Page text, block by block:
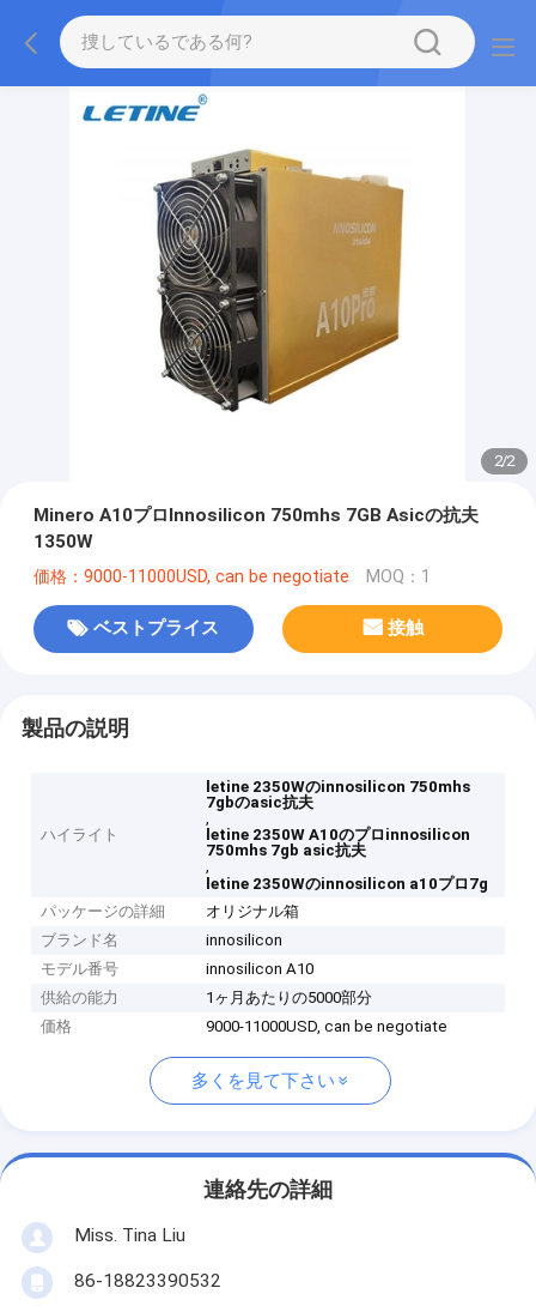
2/2
Minero A10プロInnosilicon 750mhs 7GB Asicの抗夫
1350W
価格：9000-11000USD, can be negotiate MOQ：1
ベストプライス 接触
製品の説明
ハイライト
letine 2350Wのinnosilicon 750mhs
7gbのasic抗夫
,
letine 2350W A10のプロinnosilicon
750mhs 7gb asic抗夫
,
letine 2350Wのinnosilicon a10プロ7g
パッケージの詳細
オリジナル箱
ブランド名
innosilicon
モデル番号
innosilicon A10
供給の能力
1ヶ月あたりの5000部分
価格
9000-11000USD, can be negotiate
多くを見て下さい
連絡先の詳細
Miss. Tina Liu
86-18823390532